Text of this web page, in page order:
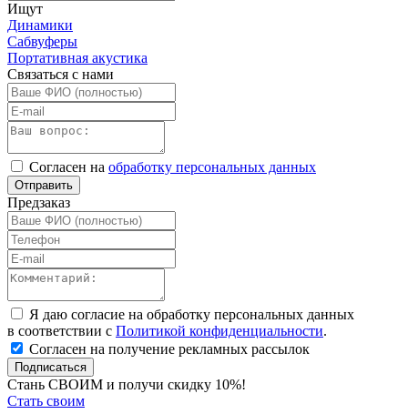
Ищут
Динамики
Сабвуферы
Портативная акустика
Связаться с нами
Согласен на обработку персональных данных
Отправить
Предзаказ
Я даю согласие на обработку персональных данных
в соответствии с Политикой конфиденциальности.
Согласен на получение рекламных рассылок
Подписаться
Стань СВОИМ и получи скидку 10%!
Стать своим